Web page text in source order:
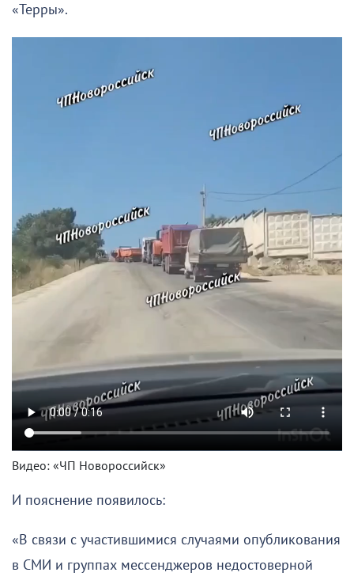
«Терры».
Видео: «ЧП Новороссийск»
И пояснение появилось:
«В связи с участившимися случаями опубликования
в СМИ и группах мессенджеров недостоверной